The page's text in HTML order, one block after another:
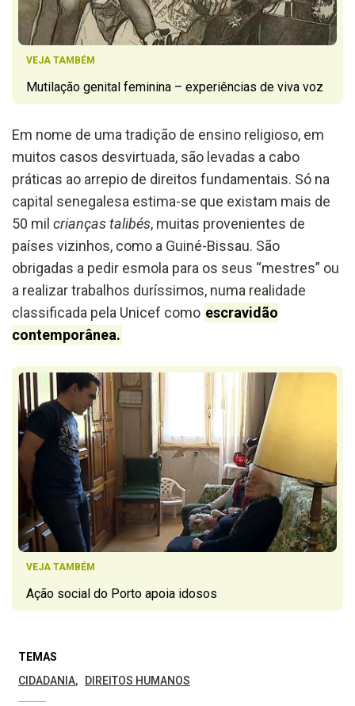
VEJA TAMBÉM
Mutilação genital feminina – experiências de viva voz
Em nome de uma tradição de ensino religioso, em
muitos casos desvirtuada, são levadas a cabo
práticas ao arrepio de direitos fundamentais. Só na
capital senegalesa estima-se que existam mais de
50 mil crianças talibés, muitas provenientes de
países vizinhos, como a Guiné-Bissau. São
obrigadas a pedir esmola para os seus “mestres” ou
a realizar trabalhos duríssimos, numa realidade
classificada pela Unicef como escravidão
contemporânea.
VEJA TAMBÉM
Ação social do Porto apoia idosos
TEMAS
CIDADANIA
DIREITOS HUMANOS